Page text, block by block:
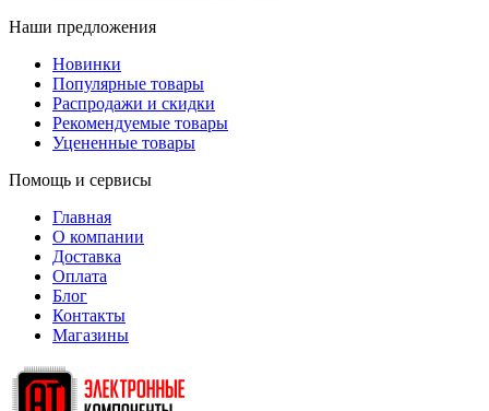
Наши предложения
Новинки
Популярные товары
Распродажи и скидки
Рекомендуемые товары
Уцененные товары
Помощь и сервисы
Главная
О компании
Доставка
Оплата
Блог
Контакты
Магазины